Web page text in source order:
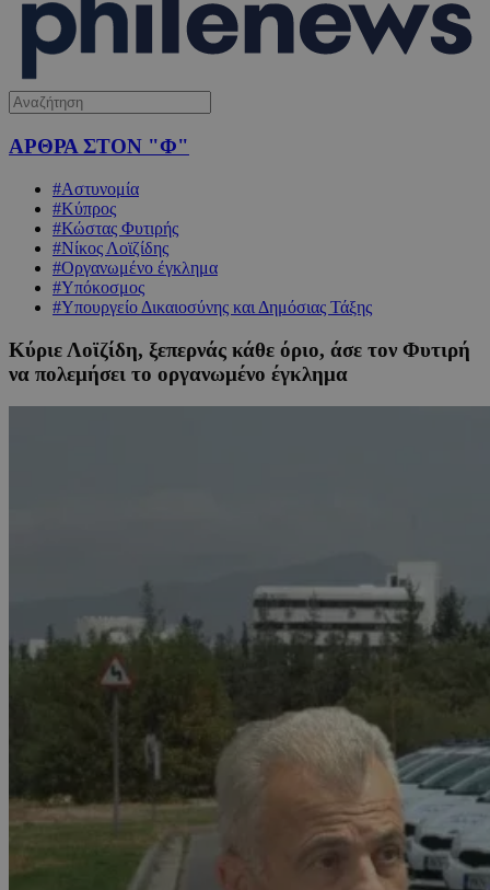
ΑΡΘΡΑ ΣΤΟΝ "Φ"
#Αστυνομία
#Κύπρος
#Κώστας Φυτιρής
#Νίκος Λοϊζίδης
#Οργανωμένο έγκλημα
#Υπόκοσμος
#Υπουργείο Δικαιοσύνης και Δημόσιας Τάξης
Κύριε Λοϊζίδη, ξεπερνάς κάθε όριο, άσε τον Φυτιρή
να πολεμήσει το οργανωμένο έγκλημα